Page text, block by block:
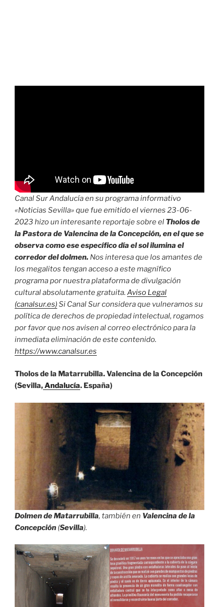
Canal Sur Andalucía en su programa informativo
«Noticias Sevilla» que fue emitido el viernes 23-06-
2023 hizo un interesante reportaje sobre el Tholos de
la Pastora de Valencina de la Concepción, en el que se
observa como ese específico día el sol ilumina el
corredor del dolmen. Nos interesa que los amantes de
los megalitos tengan acceso a este magnífico
programa por nuestra plataforma de divulgación
cultural absolutamente gratuita. Aviso Legal
(canalsur.es)Si Canal Sur considera que vulneramos su
política de derechos de propiedad intelectual, rogamos
por favor que nos avisen al correo electrónico para la
inmediata eliminación de este contenido.
https://www.canalsur.es
Tholos de la Matarrubilla. Valencina de la Concepción
(Sevilla,Andalucía. España)
Dolmen de Matarrubilla, también en Valencina de la
Concepción (Sevilla).